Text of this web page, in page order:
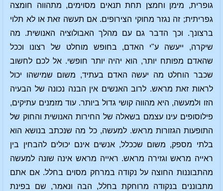
גופרית, מימן וחמצן תחת תנאים מסוימים, מתהווה חומצה
גפריתית; זה נגזר מחוקי הצירופים. אם תעשה זאת או לא תלוי
ברצונך. וכך הדבר גם עם מהלך האבולוציה האנושית. מה
שיקרה, ייעשה ע"י האדם, בחופש מוחלט של רצונו וככל
שהאדם מפותח יותר, הוא יהיה יותר חופשי. אל לכם לחשוב
שכבר הוחלט מה יעשה האדם בעתיד, משום שמישהו יכול
לראות זאת מראש. לרוב האנשים אין הבנה נכונה של הבעיה
הזו ולמעשה, היא מהווה קושי גדול ביותר. עוד מזמנים עתיקים,
פילוסופים עינו עצמם בשאלה של החירות האנושית והחוק של
התופעות הגזורות מראש. למעשה, כל מה שנכתב בנושא הוא
בלתי מספק, משום שככלל, אנשים אינם יכולים להבחין בין
ראייה מראש וגזירה מראש. ראייה מראש אינה שונה למעשה
מהתבוננות החוצה על נקודה במרחק מסוים בחלל. אם אתם
מתבוננים בנקודה מרוחקת בחלל, הבה ונאמר, שם בפינת